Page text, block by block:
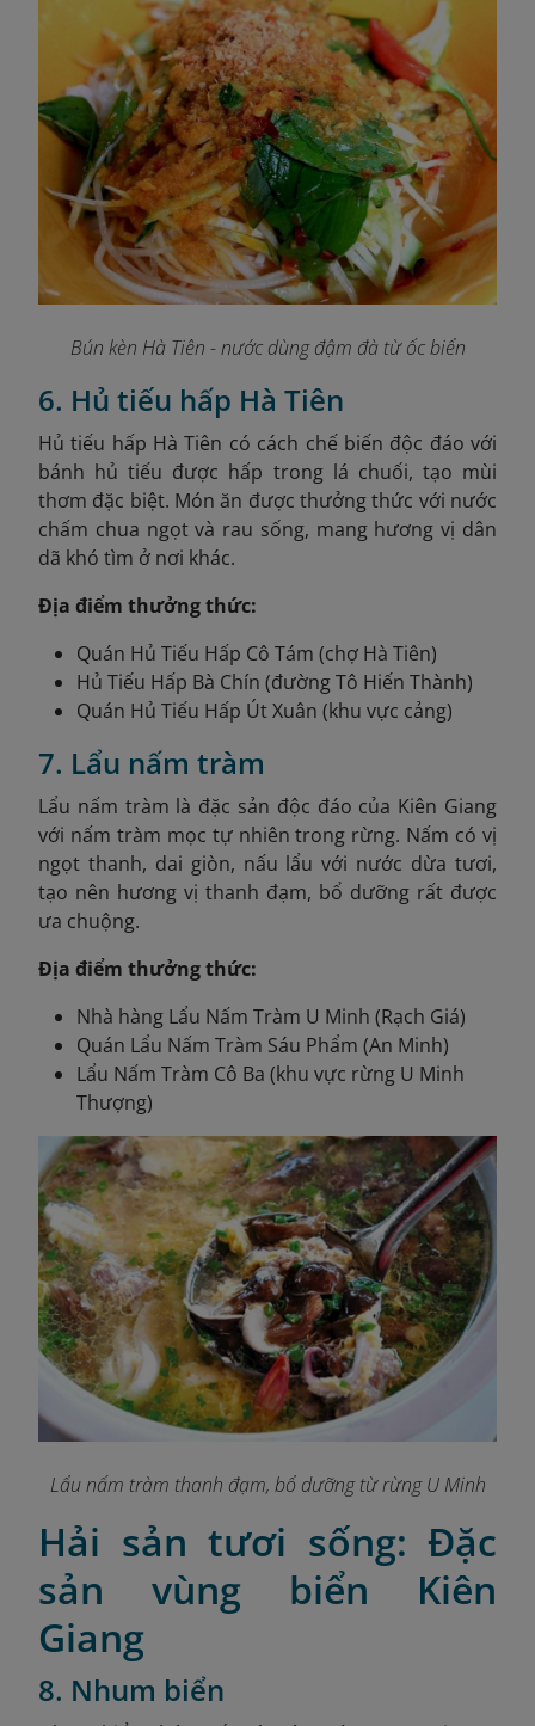
Bún kèn Hà Tiên - nước dùng đậm đà từ ốc biển
6. Hủ tiếu hấp Hà Tiên
Hủ tiếu hấp Hà Tiên có cách chế biến độc đáo với
bánh hủ tiếu được hấp trong lá chuối, tạo mùi
thơm đặc biệt. Món ăn được thưởng thức với nước
chấm chua ngọt và rau sống, mang hương vị dân
dã khó tìm ở nơi khác.
Địa điểm thưởng thức:
Quán Hủ Tiếu Hấp Cô Tám (chợ Hà Tiên)
Hủ Tiếu Hấp Bà Chín (đường Tô Hiến Thành)
Quán Hủ Tiếu Hấp Út Xuân (khu vực cảng)
7. Lẩu nấm tràm
Lẩu nấm tràm là đặc sản độc đáo của Kiên Giang
với nấm tràm mọc tự nhiên trong rừng. Nấm có vị
ngọt thanh, dai giòn, nấu lẩu với nước dừa tươi,
tạo nên hương vị thanh đạm, bổ dưỡng rất được
ưa chuộng.
Địa điểm thưởng thức:
Nhà hàng Lẩu Nấm Tràm U Minh (Rạch Giá)
Quán Lẩu Nấm Tràm Sáu Phẩm (An Minh)
Lẩu Nấm Tràm Cô Ba (khu vực rừng U Minh
Thượng)
Lẩu nấm tràm thanh đạm, bổ dưỡng từ rừng U Minh
Hải sản tươi sống: Đặc
sản vùng biển Kiên
Giang
8. Nhum biển